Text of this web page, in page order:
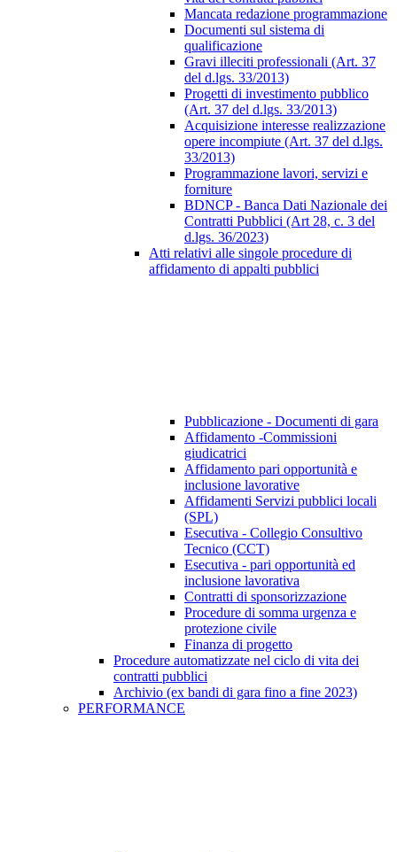
Mancata redazione programmazione
Documenti sul sistema di
qualificazione
Gravi illeciti professionali (Art. 37
del d.lgs. 33/2013)
Progetti di investimento pubblico
(Art. 37 del d.lgs. 33/2013)
Acquisizione interesse realizzazione
opere incompiute (Art. 37 del d.lgs.
33/2013)
Programmazione lavori, servizi e
forniture
BDNCP - Banca Dati Nazionale dei
Contratti Pubblici (Art 28, c. 3 del
d.lgs. 36/2023)
Atti relativi alle singole procedure di
affidamento di appalti pubblici
Pubblicazione - Documenti di gara
Affidamento -Commissioni
giudicatrici
Affidamento pari opportunità e
inclusione lavorative
Affidamenti Servizi pubblici locali
(SPL)
Esecutiva - Collegio Consultivo
Tecnico (CCT)
Esecutiva - pari opportunità ed
inclusione lavorativa
Contratti di sponsorizzazione
Procedure di somma urgenza e
protezione civile
Finanza di progetto
Procedure automatizzate nel ciclo di vita dei
contratti pubblici
Archivio (ex bandi di gara fino a fine 2023)
PERFORMANCE